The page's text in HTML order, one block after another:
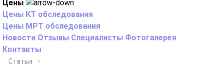
Цены
Цены КТ обследования
Цены МРТ обследования
Новости Отзывы Специалисты Фотогалерея
Контакты
Статьи ›